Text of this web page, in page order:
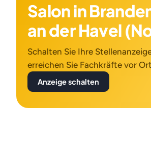
Salon in
an der Havel
Schalten Sie Ihre
erreichen Sie Fachkräfte vor
Anzeige schalten